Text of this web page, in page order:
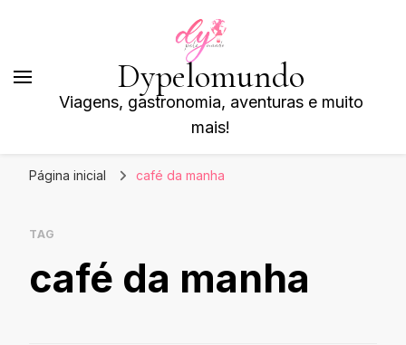
Dypelomundo
Viagens, gastronomia, aventuras e muito
mais!
Página inicial café da manha
TAG
café da manha